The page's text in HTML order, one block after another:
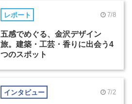
レポート 7/8
五感でめぐる、金沢デザイン
旅。建築・工芸・香りに出会う4
つのスポット
インタビュー 7/2